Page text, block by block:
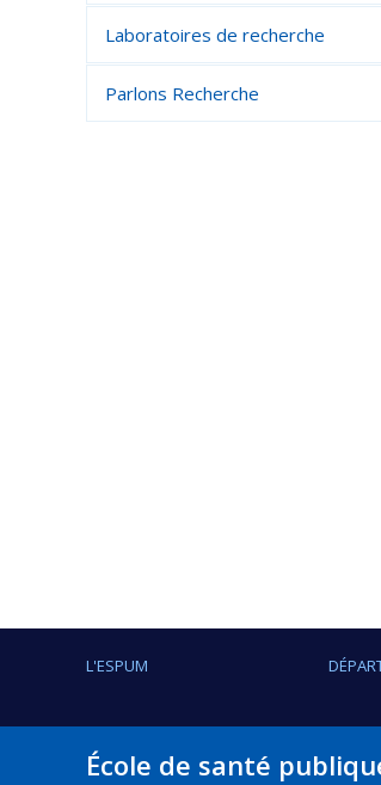
Laboratoires de recherche
Parlons Recherche
L'ESPUM
École de santé